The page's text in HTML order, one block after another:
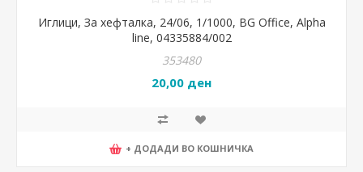
Иглици, За хефталка, 24/06, 1/1000, BG Office, Alpha
line, 04335884/002
353480
20,00 ден
+ ДОДАДИ ВО КОШНИЧКА